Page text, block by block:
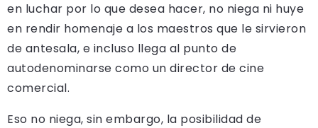
en luchar por lo que desea hacer, no niega ni huye
en rendir homenaje a los maestros que le sirvieron
de antesala, e incluso llega al punto de
autodenominarse como un director de cine
comercial.
Eso no niega, sin embargo, la posibilidad de